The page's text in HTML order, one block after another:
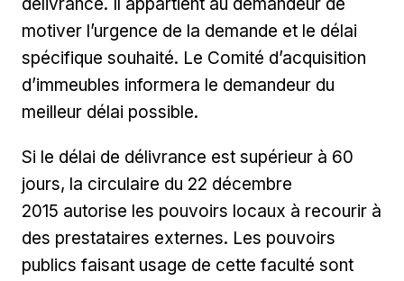
délivrance. Il appartient au demandeur de
motiver l’urgence de la demande et le délai
spécifique souhaité. Le Comité d’acquisition
d’immeubles informera le demandeur du
meilleur délai possible.
Si le délai de délivrance est supérieur à 60
jours, la circulaire du 22 décembre
2015 autorise les pouvoirs locaux à recourir à
des prestataires externes. Les pouvoirs
publics faisant usage de cette faculté sont